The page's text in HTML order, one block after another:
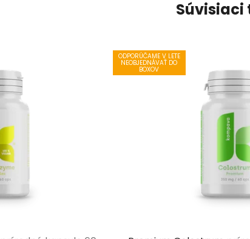
Súvisiaci
ODPORÚČAME V LETE
NEOBJEDNÁVAŤ DO
BOXOV